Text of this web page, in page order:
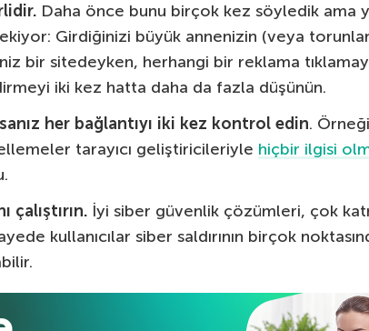
Daha önce bunu birçok kez söyledik ama
Girdiğinizi büyük annenizin (veya
bir sitedeyken, herhangi bir reklama
iki kez hatta daha da fazla düşünün.
her bağlantıyı iki kez kontrol edin.
tarayıcı geliştiricileriyle hiçbir ilgisi
çalıştırın. İyi siber güvenlik çözümleri, çok
kullanıcılar siber saldırının birçok